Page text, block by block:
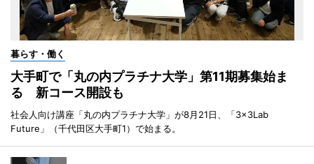
暮らす・働く
大手町で「丸の内プラチナ大学」第11期募集始ま
る 新コース開設も
社会人向け講座「丸の内プラチナ大学」が8月21日、「3×3Lab
Future」（千代田区大手町1）で始まる。